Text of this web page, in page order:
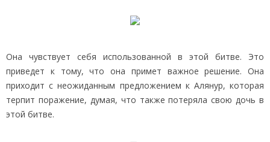
Она чувствует себя использованной в этой битве. Это
приведет к тому, что она примет важное решение. Она
приходит с неожиданным предложением к Алянур, которая
терпит поражение, думая, что также потеряла свою дочь в
этой битве.